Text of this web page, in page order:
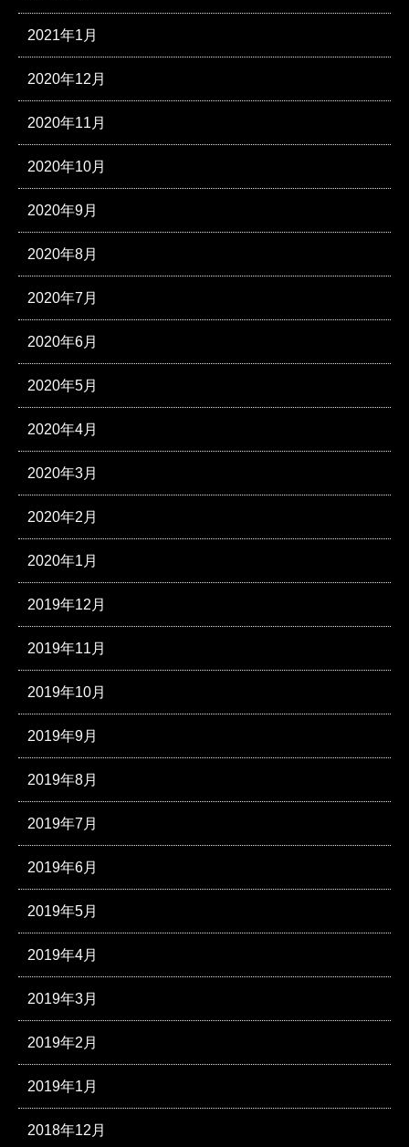
2021年1月
2020年12月
2020年11月
2020年10月
2020年9月
2020年8月
2020年7月
2020年6月
2020年5月
2020年4月
2020年3月
2020年2月
2020年1月
2019年12月
2019年11月
2019年10月
2019年9月
2019年8月
2019年7月
2019年6月
2019年5月
2019年4月
2019年3月
2019年2月
2019年1月
2018年12月